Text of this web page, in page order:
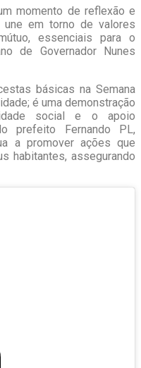
momento de reflexão e
une em torno de valores
essenciais para o
de Governador Nunes
básicas na Semana
é uma demonstração
social e o apoio
prefeito Fernando PL,
a promover ações que
habitantes, assegurando